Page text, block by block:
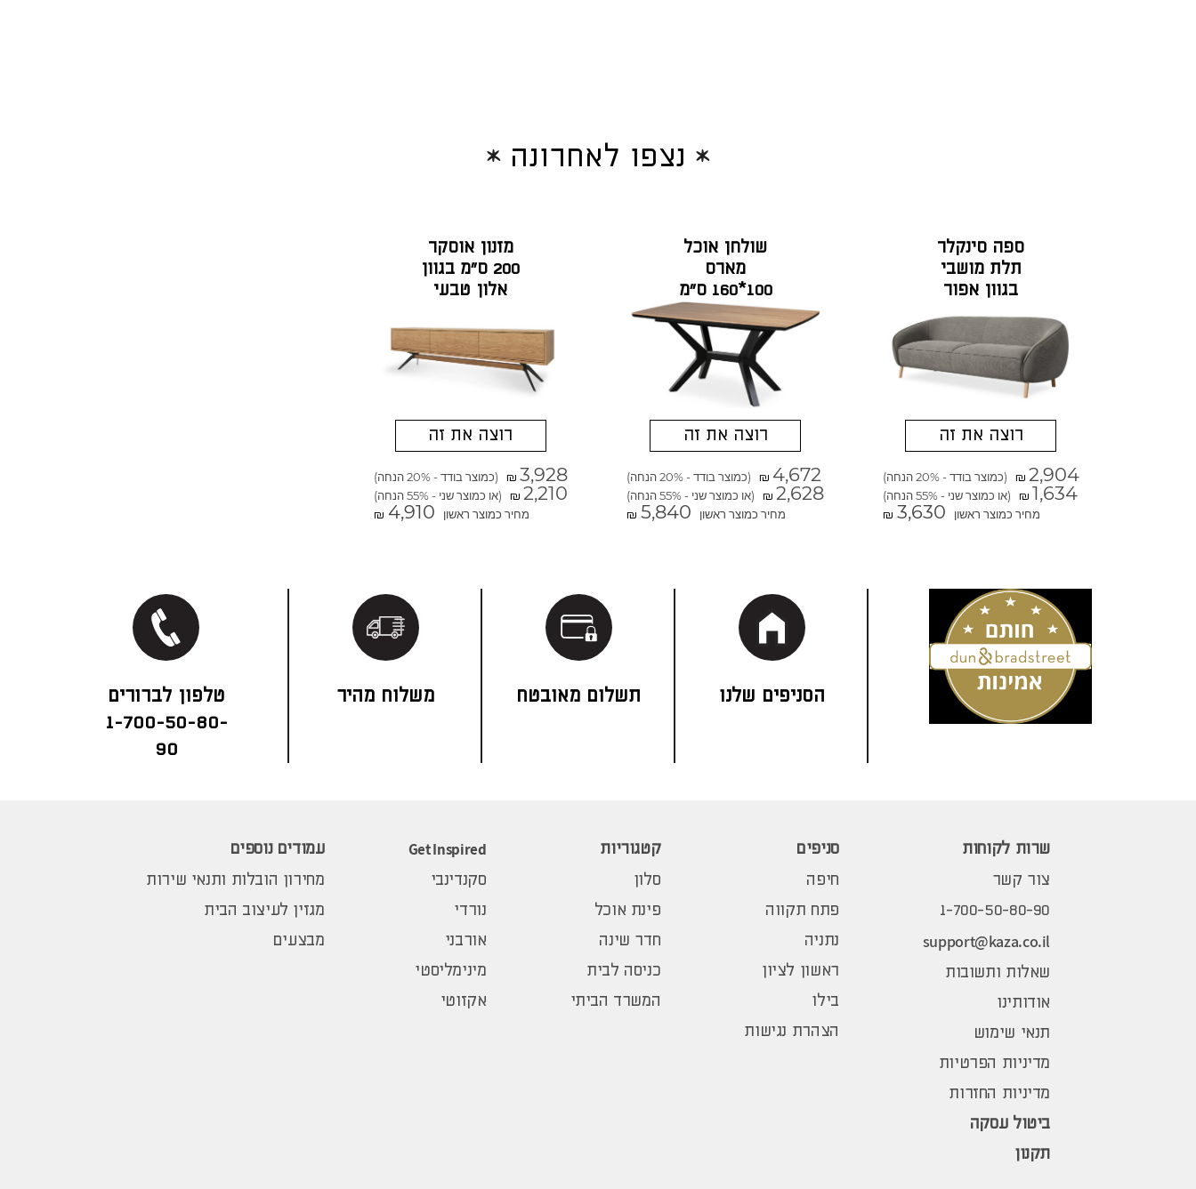
נצפו לאחרונה
ספה סינקלר
תלת מושבי
בגוון אפור
אברדין
רוצה את זה
₪ 2,904 (כמוצר בודד - 20% הנחה)
₪ 1,634
(או כמוצר שני - 55% הנחה)
מחיר כמוצר ראשון
₪ 3,630
שולחן אוכל
מארס
100*160 ס"מ
פורניר אלון,
רגל שחורה +
הארכות
רוצה את זה
₪ 4,672 (כמוצר בודד - 20% הנחה)
₪ 2,628
(או כמוצר שני - 55% הנחה)
מחיר כמוצר ראשון
₪ 5,840
מזנון אוסקר
200 ס"מ בגוון
אלון טבעי
רוצה את זה
₪ 3,928 (כמוצר בודד - 20% הנחה)
₪ 2,210
(או כמוצר שני - 55% הנחה)
מחיר כמוצר ראשון
₪ 4,910
הסניפים שלנו תשלום מאובטח משלוח מהיר
1-700-50-80-
90
שרות לקוחות
צור קשר
1-700-50-80-90
support@kaza.co.il
שאלות ותשובות
אודותינו
תנאי שימוש
מדיניות הפרטיות
מדיניות החזרות
ביטול עסקה
תקנון
סניפים
חיפה
פתח תקווה
נתניה
ראשון לציון
בילו
הצהרת נגישות
קטגוריות
סלון
פינת אוכל
חדר שינה
כניסה לבית
המשרד הביתי
Get Inspired
סקנדינבי
נורדי
אורבני
מינימליסטי
אקזוטי
עמודים נוספים
מחירון הובלות ותנאי שירות
מגזין לעיצוב הבית
מבצעים